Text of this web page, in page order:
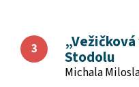
Stodolu
Michala